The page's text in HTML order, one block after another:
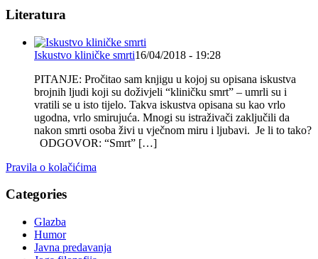
Literatura
Iskustvo kliničke smrti16/04/2018 - 19:28
PITANJE: Pročitao sam knjigu u kojoj su opisana iskustva
brojnih ljudi koji su doživjeli “kliničku smrt” – umrli su i
vratili se u isto tijelo. Takva iskustva opisana su kao vrlo
ugodna, vrlo smirujuća. Mnogi su istraživači zaključili da
nakon smrti osoba živi u vječnom miru i ljubavi. Je li to tako?
ODGOVOR: “Smrt” […]
Pravila o kolačićima
Categories
Glazba
Humor
Javna predavanja